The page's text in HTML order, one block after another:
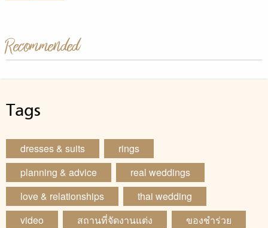
Recommended
Tags
dresses & suits
rings
planning & advice
real weddings
love & relationships
thai wedding
video
สถานที่จัดงานแต่ง
ของชำร่วย